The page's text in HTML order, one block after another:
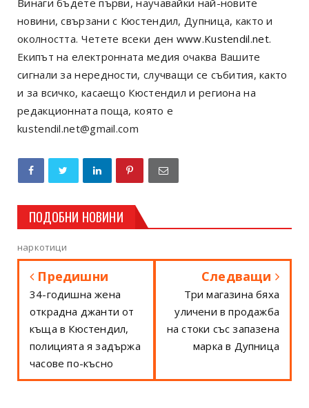
новини, свързани с Кюстендил, Дупница, както и
околността. Четете всеки ден www.Kustendil.net.
Екипът на електронната медия очаква Вашите
сигнали за нередности, случващи се събития, както
и за всичко, касаещо Кюстендил и региона на
редакционната поща, която е
kustendil.net@gmail.com
ПОДОБНИ НОВИНИ
наркотици
Предишни
34-годишна жена
открадна джанти от
къща в Кюстендил,
полицията я задържа
часове по-късно
Следващи
Три магазина бяха
уличени в продажба
на стоки със запазена
марка в Дупница